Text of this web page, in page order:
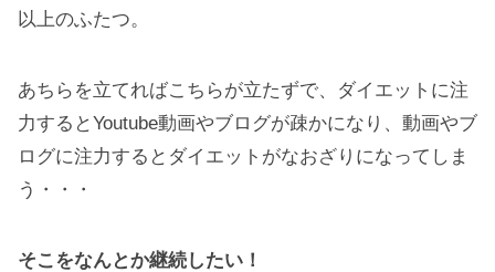
以上のふたつ。
あちらを立てればこちらが立たずで、ダイエットに注
力するとYoutube動画やブログが疎かになり、動画やブ
ログに注力するとダイエットがなおざりになってしま
う・・・
そこをなんとか継続したい！